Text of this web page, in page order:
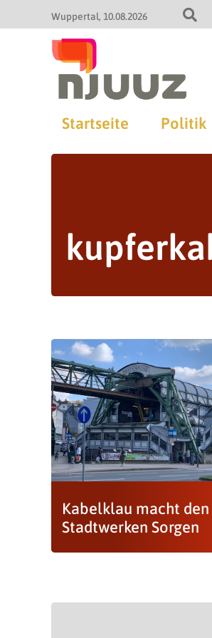
Wuppertal 10.08.2026
Startseite Politik
Kabelklau macht den
Stadtwerken Sorgen